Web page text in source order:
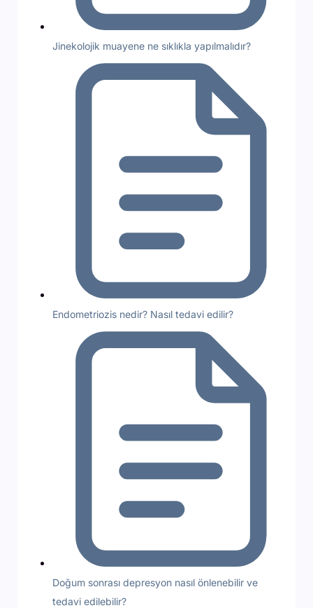
Jinekolojik muayene ne sıklıkla yapılmalıdır?
Endometriozis nedir? Nasıl tedavi edilir?
Doğum sonrası depresyon nasıl önlenebilir ve
tedavi edilebilir?